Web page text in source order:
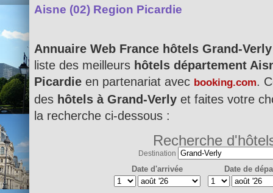
Aisne (02) Region Picardie
Annuaire Web France hôtels Grand-Verly
liste des meilleurs hôtels département
Picardie en partenariat avec booking.com.
des hôtels à Grand-Verly et faites votre
la recherche ci-dessous :
Recherche
Destination
Date d'arrivée Date de